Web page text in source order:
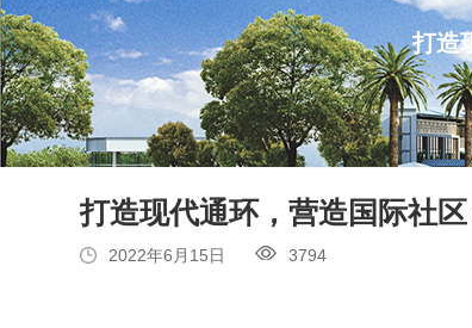
打造
打造现代通环，营造国际社
2022年6月15日 3794